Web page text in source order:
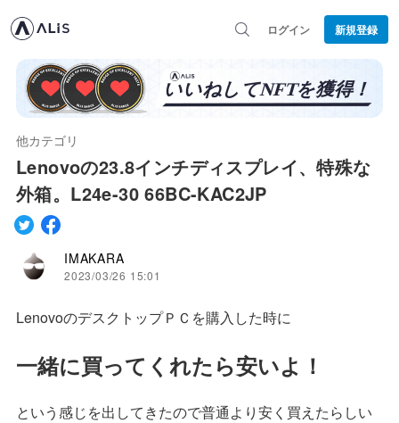
ログイン 新規登録
他カテゴリ
Lenovoの23.8インチディスプレイ、特殊な
外箱。L24e-30 66BC-KAC2JP
IMAKARA
2023/03/26 15:01
LenovoのデスクトップＰＣを購入した時に
一緒に買ってくれたら安いよ！
という感じを出してきたので普通より安く買えたらしい